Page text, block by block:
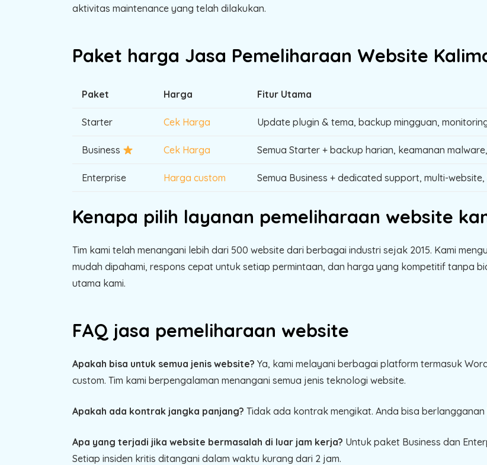
aktivitas maintenance yang telah dilakukan.
Paket harga Jasa Pemeliharaan Website
Paket Harga Fitur Utama
Starter Cek Harga Update plugin & tema, backup mingguan,
Business Cek Harga Semua Starter + backup harian, keamanan
Enterprise Harga custom Semua Business + dedicated support, multi-website,
Kenapa pilih layanan pemeliharaan website
Tim kami telah menangani lebih dari 500 website dari berbagai industri sejak 2015. Kami
mudah dipahami, respons cepat untuk setiap permintaan, dan harga yang kompetitif tanpa
utama kami.
FAQ jasa pemeliharaan website
Apakah bisa untuk semua jenis website? Ya, kami melayani berbagai platform termasuk
custom. Tim kami berpengalaman menangani semua jenis teknologi website.
Apakah ada kontrak jangka panjang? Tidak ada kontrak mengikat. Anda bisa
Apa yang terjadi jika website bermasalah di luar jam kerja? Untuk paket Business dan
Setiap insiden kritis ditangani dalam waktu kurang dari 2 jam.